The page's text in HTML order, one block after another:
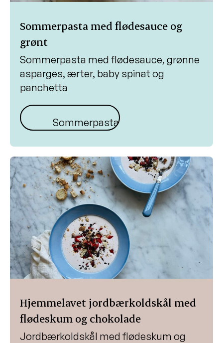
Sommerpasta med flødesauce og
grønt
Sommerpasta med flødesauce, grønne
asparges, ærter, baby spinat og
panchetta
Sommerpasta
Hjemmelavet jordbærkoldskål med
flødeskum og chokolade
Jordbærkoldskål med flødeskum og